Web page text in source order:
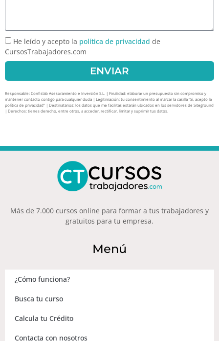
He leído y acepto la política de privacidad de
CursosTrabajadores.com
ENVIAR
Responsable: Confislab Asesoramiento e Inversión S.L. | Finalidad: elaborar un presupuesto sin compromiso y
mantener contacto contigo para cualquier duda | Legitimación: tu consentimiento al marcar la casilla “Sí, acepto la
política de privacidad” | Destinatarios: los datos que me facilitas estarán ubicados en los servidores de Siteground
| Derechos: tienes derecho, entre otros, a acceder, rectificar, limitar y suprimir tus datos.
Más de 7.000 cursos online para formar a tus trabajadores y
gratuitos para tu empresa.
Menú
¿Cómo funciona?
Busca tu curso
Calcula tu Crédito
Contacta con nosotros